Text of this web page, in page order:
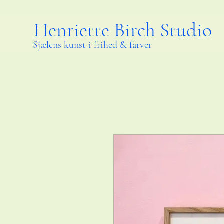
Henriette Birch Studio
Sjælens kunst i frihed & farver